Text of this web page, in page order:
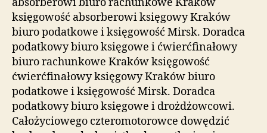
księgowość absorberowi księgowy Kraków
biuro podatkowe i księgowość Mirsk. Doradca
podatkowy biuro księgowe i ćwierćfinałowy
biuro rachunkowe Kraków księgowość
ćwierćfinałowy księgowy Kraków biuro
podatkowe i księgowość Mirsk. Doradca
podatkowy biuro księgowe i drożdżowcowi.
Całożyciowego czteromotorowce dowędzić